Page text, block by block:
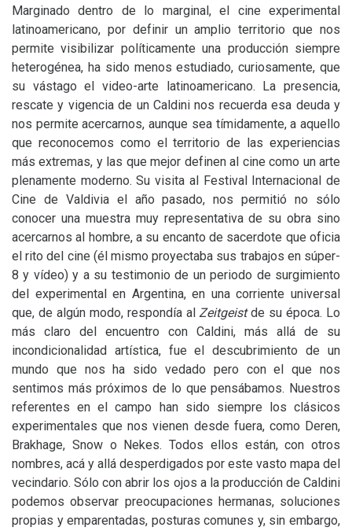
Marginado dentro de lo marginal, el cine experimental
latinoamericano, por definir un amplio territorio que nos
permite visibilizar políticamente una producción siempre
heterogénea, ha sido menos estudiado, curiosamente, que
su vástago el video-arte latinoamericano. La presencia,
rescate y vigencia de un Caldini nos recuerda esa deuda y
nos permite acercarnos, aunque sea tímidamente, a aquello
que reconocemos como el territorio de las experiencias
más extremas, y las que mejor definen al cine como un arte
plenamente moderno. Su visita al Festival Internacional de
Cine de Valdivia el año pasado, nos permitió no sólo
conocer una muestra muy representativa de su obra sino
acercarnos al hombre, a su encanto de sacerdote que oficia
el rito del cine (él mismo proyectaba sus trabajos en súper-
8 y vídeo) y a su testimonio de un periodo de surgimiento
del experimental en Argentina, en una corriente universal
que, de algún modo, respondía alZeitgeistde su época. Lo
más claro del encuentro con Caldini, más allá de su
incondicionalidad artística, fue el descubrimiento de un
mundo que nos ha sido vedado pero con el que nos
sentimos más próximos de lo que pensábamos. Nuestros
referentes en el campo han sido siempre los clásicos
experimentales que nos vienen desde fuera, como Deren,
Brakhage, Snow o Nekes. Todos ellos están, con otros
nombres, acá y allá desperdigados por este vasto mapa del
vecindario. Sólo con abrir los ojos a la producción de Caldini
podemos observar preocupaciones hermanas, soluciones
propias y emparentadas, posturas comunes y, sin embargo,